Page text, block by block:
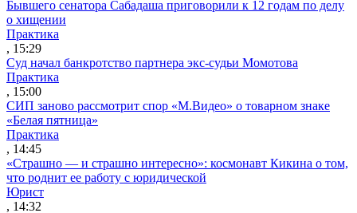
Бывшего сенатора Сабадаша приговорили к 12 годам по делу
о хищении
Практика
, 15:29
Суд начал банкротство партнера экс-судьи Момотова
Практика
, 15:00
СИП заново рассмотрит спор «М.Видео» о товарном знаке
«Белая пятница»
Практика
, 14:45
«Страшно — и страшно интересно»: космонавт Кикина о том,
что роднит ее работу с юридической
Юрист
, 14:32